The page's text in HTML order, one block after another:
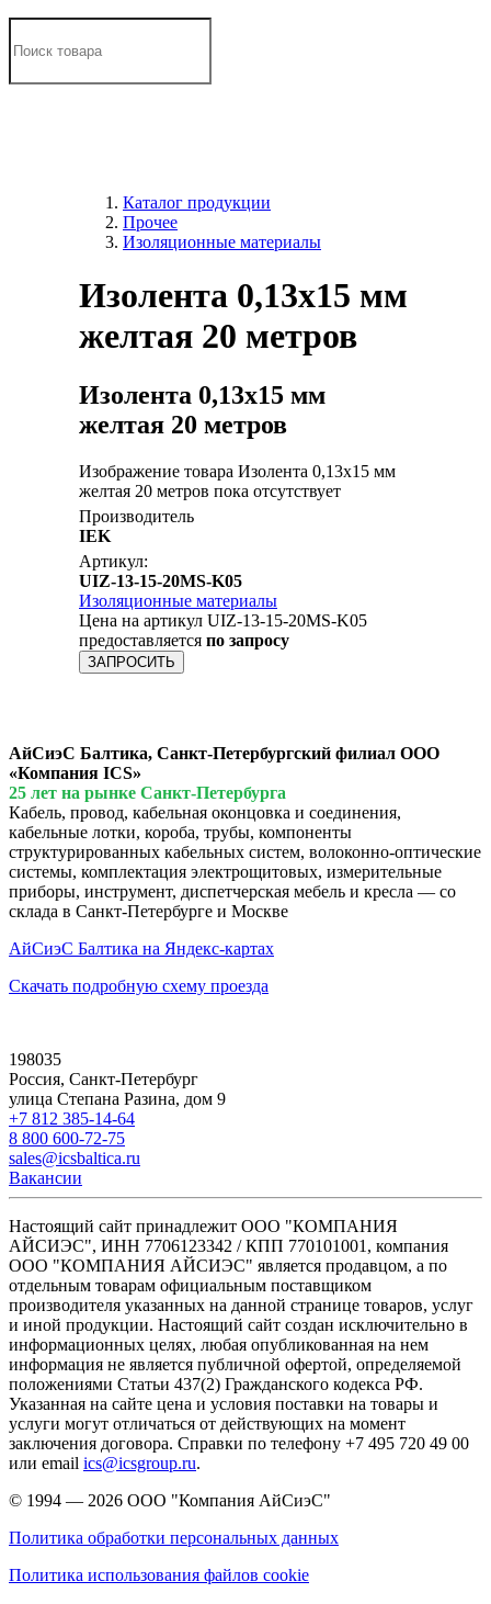
Каталог продукции
Прочее
Изоляционные материалы
Изолента 0,13х15 мм
желтая 20 метров
Изолента 0,13х15 мм
желтая 20 метров
Изображение товара Изолента 0,13х15 мм
желтая 20 метров пока отсутствует
Производитель
IEK
Артикул:
UIZ-13-15-20MS-K05
Изоляционные материалы
Цена на артикул UIZ-13-15-20MS-K05
предоставляется по запросу
ЗАПРОСИТЬ
АйСиэС Балтика, Санкт-Петербургский филиал ООО
«Компания ICS»
25 лет на рынке Санкт-Петербурга
Кабель, провод, кабельная оконцовка и соединения,
кабельные лотки, короба, трубы, компоненты
структурированных кабельных систем, волоконно-оптические
системы, комплектация электрощитовых, измерительные
приборы, инструмент, диспетчерская мебель и кресла — со
склада в Санкт-Петербурге и Москве
АйСиэС Балтика на Яндекс-картах
Скачать подробную схему проезда
198035
Россия, Санкт-Петербург
улица Степана Разина, дом 9
+7 812 385-14-64
8 800 600-72-75
sales@icsbaltica.ru
Вакансии
Настоящий сайт принадлежит ООО "КОМПАНИЯ
АЙСИЭС", ИНН 7706123342 / КПП 770101001, компания
ООО "КОМПАНИЯ АЙСИЭС" является продавцом, а по
отдельным товарам официальным поставщиком
производителя указанных на данной странице товаров, услуг
и иной продукции. Настоящий сайт создан исключительно в
информационных целях, любая опубликованная на нем
информация не является публичной офертой, определяемой
положениями Статьи 437(2) Гражданского кодекса РФ.
Указанная на сайте цена и условия поставки на товары и
услуги могут отличаться от действующих на момент
заключения договора. Справки по телефону +7 495 720 49 00
или email ics@icsgroup.ru.
© 1994 — 2026 ООО "Компания АйСиэС"
Политика обработки персональных данных
Политика использования файлов cookie